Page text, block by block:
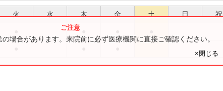
火 水 木 金 土 日 祝
場合があります。来院前に必ず医療機関に直接ご確認ください。
×閉じる